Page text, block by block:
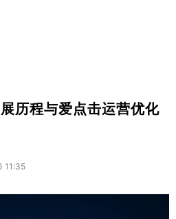
历程与爱点击运营优化
11:35